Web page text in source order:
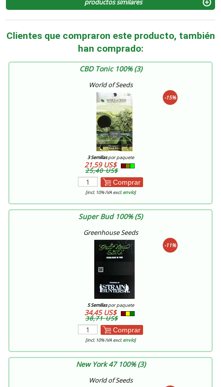
productos similares
Clientes que compraron este producto, también
han comprado:
CBD Tonic 100% (3)
World of Seeds
-15%
3 Semillaspor paquete
21,59 US$
25,40 US$
Comprar
[incl. 10% IVA excl. envío]
Super Bud 100% (5)
Greenhouse Seeds
-11%
5 Semillaspor paquete
34,45 US$
38,71 US$
Comprar
[incl. 10% IVA excl. envío]
New York 47 100% (3)
World of Seeds